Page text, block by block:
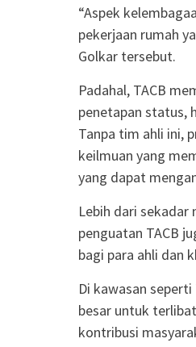
“Aspek
pekerjaan rumah
Golkar tersebut.
Padahal, TACB
penetapan status,
Tanpa tim ahli ini,
keilmuan yang
yang dapat
Lebih dari
penguatan TACB
bagi para ahli dan
Di kawasan
besar untuk
kontribusi